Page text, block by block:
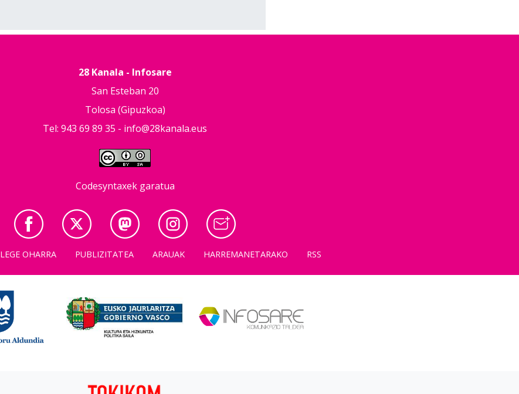
28 Kanala - Infosare
San Esteban 20
Tolosa (Gipuzkoa)
Tel: 943 69 89 35 - info@28kanala.eus
Codesyntaxek garatua
LEGE OHARRA PUBLIZITATEA ARAUAK HARREMANETARAKO RSS